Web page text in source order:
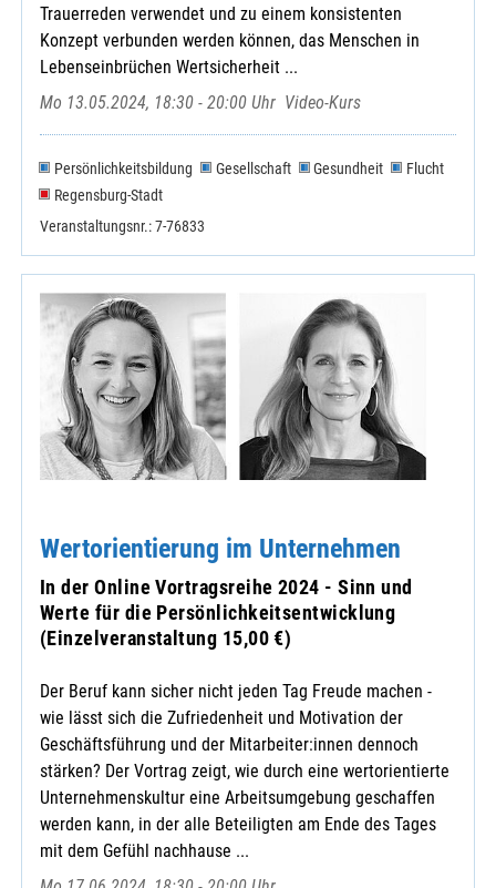
Trauerreden verwendet und zu einem konsistenten
Konzept verbunden werden können, das Menschen in
Lebenseinbrüchen Wertsicherheit ...
Mo 13.05.2024, 18:30 - 20:00 Uhr Video-Kurs
Persönlichkeitsbildung Gesellschaft Gesundheit
Flucht
Regensburg-Stadt
Veranstaltungsnr.: 7-76833
Wertorientierung im Unternehmen
In der Online Vortragsreihe 2024 - Sinn und
Werte für die Persönlichkeitsentwicklung
(Einzelveranstaltung 15,00 €)
Der Beruf kann sicher nicht jeden Tag Freude machen -
wie lässt sich die Zufriedenheit und Motivation der
Geschäftsführung und der Mitarbeiter:innen dennoch
stärken? Der Vortrag zeigt, wie durch eine wertorientierte
Unternehmenskultur eine Arbeitsumgebung geschaffen
werden kann, in der alle Beteiligten am Ende des Tages
mit dem Gefühl nachhause ...